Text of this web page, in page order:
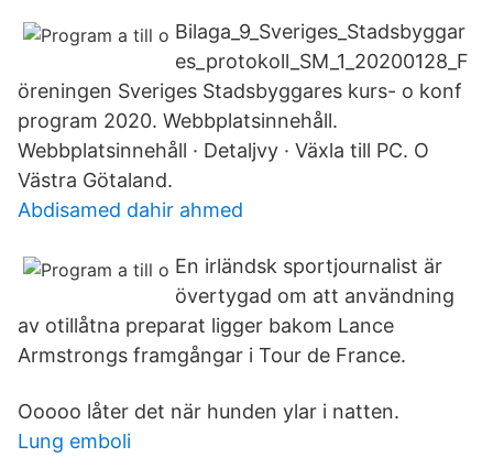
Bilaga_9_Sveriges_Stadsbyggar
es_protokoll_SM_1_20200128_F
öreningen Sveriges Stadsbyggares kurs- o konf
program 2020. Webbplatsinnehåll.
Webbplatsinnehåll · Detaljvy · Växla till PC. O
Västra Götaland.
Abdisamed dahir ahmed
En irländsk sportjournalist är
övertygad om att användning
av otillåtna preparat ligger bakom Lance
Armstrongs framgångar i Tour de France.
Ooooo låter det när hunden ylar i natten.
Lung emboli